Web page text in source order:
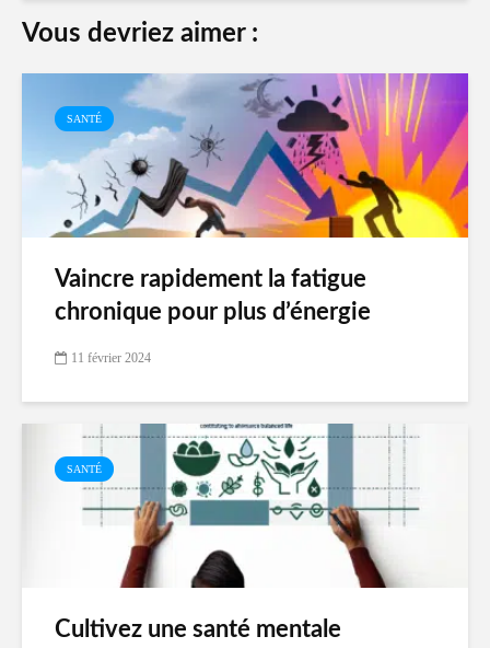
Vous devriez aimer :
SANTÉ
Vaincre rapidement la fatigue
chronique pour plus d’énergie
11 février 2024
SANTÉ
Cultivez une santé mentale